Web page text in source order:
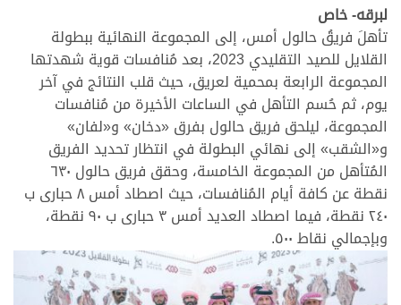
لبرقه- خاص
تأهلَ فريقُ حالول أمس، إلى المجموعة النهائية ببطولة
القلايل للصيد التقليدي 2023، بعد مُنافسات قوية شهدتها
المجموعة الرابعة بمحمية لعريق، حيث قلب النتائج في آخر
يوم، ثم حُسم التأهل في الساعات الأخيرة من مُنافسات
المجموعة، ليلحق فريق حالول بفرق «دخان» و«لفان»
و«الشقب» إلى نهائي البطولة في انتظار تحديد الفريق
المُتأهل من المجموعة الخامسة، وحقق فريق حالول ٦٣٠
نقطة عن كافة أيام المُنافسات، حيث اصطاد أمس ٨ حبارى ب
٢٤٠ نقطة، فيما اصطاد العديد أمس ٣ حبارى ب ٩٠ نقطة،
وبإجمالي نقاط ٥٠٠.